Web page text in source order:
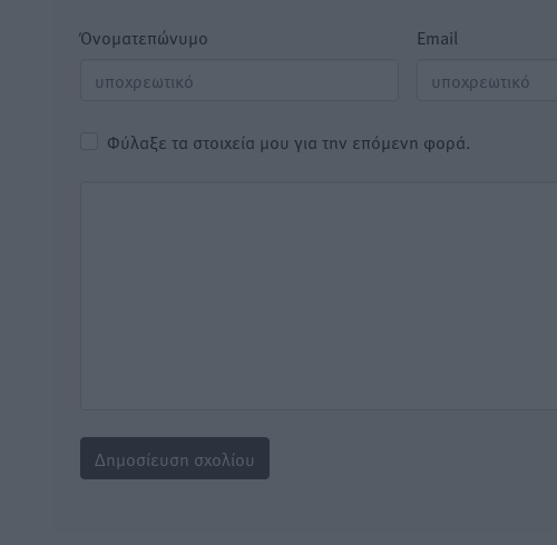
Όνοματεπώνυμο Email
Φύλαξε τα στοιχεία μου για την επόμενη φορά.